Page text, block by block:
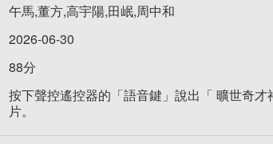
午馬,董方,高宇陽,田岷,周中和
2026-06-30
88分
按下聲控遙控器的「語音鍵」說出「 曠世奇
片。